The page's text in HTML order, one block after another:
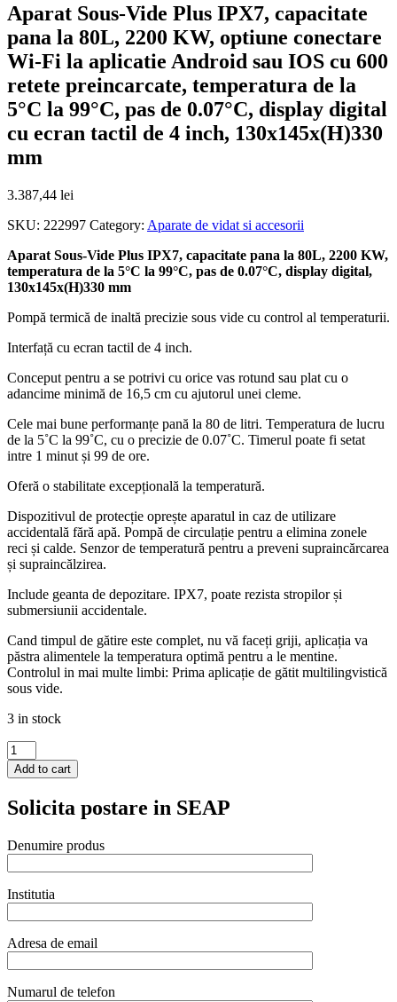
Aparat Sous-Vide Plus IPX7, capacitate
pana la 80L, 2200 KW, optiune conectare
Wi-Fi la aplicatie Android sau IOS cu 600
retete preincarcate, temperatura de la
5°C la 99°C, pas de 0.07°C, display digital
cu ecran tactil de 4 inch, 130x145x(H)330
mm
3.387,44 lei
SKU: 222997 Category: Aparate de vidat si accesorii
Aparat Sous-Vide Plus IPX7, capacitate pana la 80L, 2200 KW,
temperatura de la 5°C la 99°C, pas de 0.07°C, display digital,
130x145x(H)330 mm
Pompă termică de inaltă precizie sous vide cu control al temperaturii.
Interfață cu ecran tactil de 4 inch.
Conceput pentru a se potrivi cu orice vas rotund sau plat cu o
adancime minimă de 16,5 cm cu ajutorul unei cleme.
Cele mai bune performanțe pană la 80 de litri. Temperatura de lucru
de la 5˚C la 99˚C, cu o precizie de 0.07˚C. Timerul poate fi setat
intre 1 minut și 99 de ore.
Oferă o stabilitate excepțională la temperatură.
Dispozitivul de protecție oprește aparatul in caz de utilizare
accidentală fără apă. Pompă de circulație pentru a elimina zonele
reci și calde. Senzor de temperatură pentru a preveni supraincărcarea
și supraincălzirea.
Include geanta de depozitare. IPX7, poate rezista stropilor și
submersiunii accidentale.
Cand timpul de gătire este complet, nu vă faceți griji, aplicația va
păstra alimentele la temperatura optimă pentru a le mentine.
Controlul in mai multe limbi: Prima aplicație de gătit multilingvistică
sous vide.
3 in stock
Aparat
Sous-
Vide
IPX7,
pana
la
80L,
2200
KW,
optiune
conectare
Wi-
Fi
la
Add to cart
Solicita postare in SEAP
Denumire produs
Institutia
Adresa de email
Numarul de telefon